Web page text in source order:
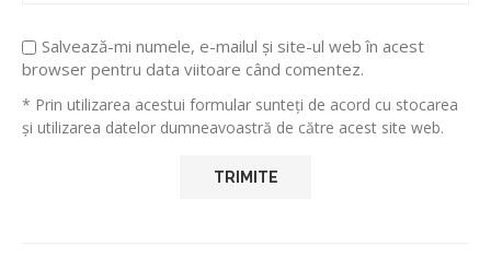
Salvează-mi numele, e-mailul și site-ul web în acest
browser pentru data viitoare când comentez.
* Prin utilizarea acestui formular sunteți de acord cu stocarea
și utilizarea datelor dumneavoastră de către acest site web.